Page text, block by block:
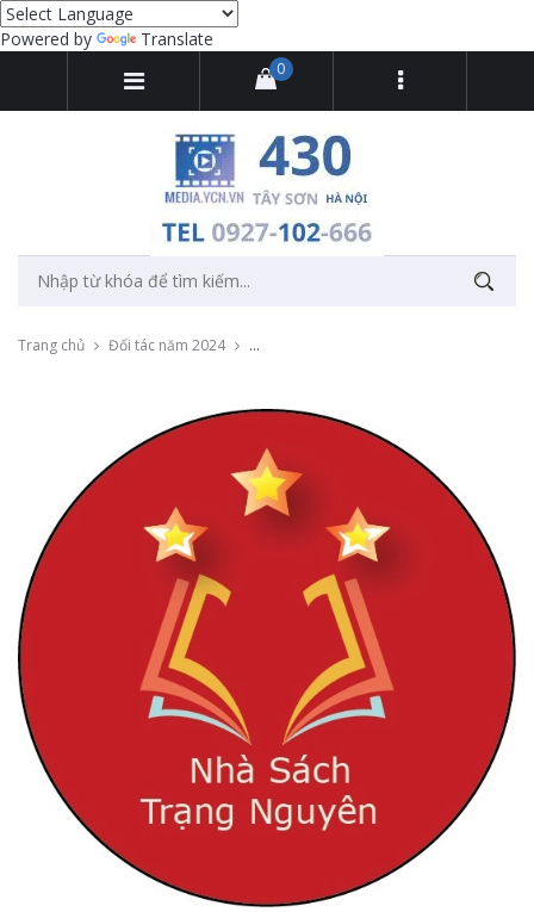
Powered by Translate
0
Trang chủ Đối tác năm 2024 Thu âm quảng cáo khai trương nhà sách